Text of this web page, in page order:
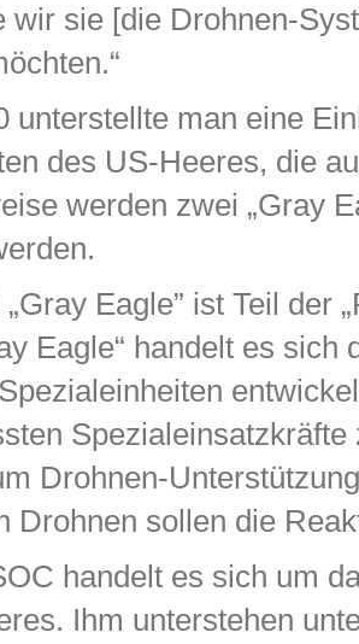
wir sie [die Drohnen-
unterstellte man eine
des US-Heeres, die
werden zwei „Gray
Eagle” ist Teil der
Eagle“ handelt es
Drohnen-
Drohnen sollen die
handelt es sich um
Ihm unterstehen